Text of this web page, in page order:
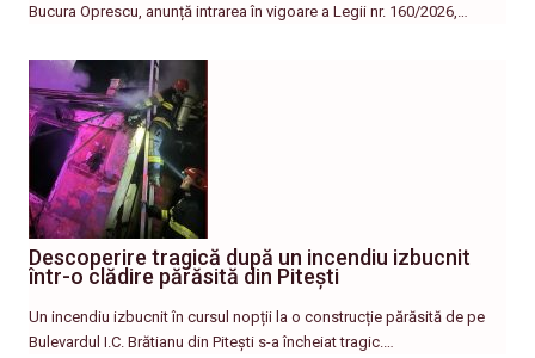
Bucura Oprescu, anunță intrarea în vigoare a Legii nr. 160/2026,…
Descoperire tragică după un incendiu izbucnit
într-o clădire părăsită din Pitești
Un incendiu izbucnit în cursul nopții la o construcție părăsită de pe
Bulevardul I.C. Brătianu din Pitești s-a încheiat tragic.…